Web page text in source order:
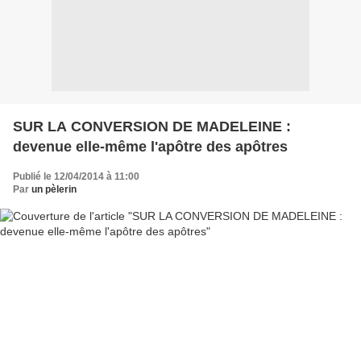
SUR LA CONVERSION DE MADELEINE :
devenue elle-même l'apôtre des apôtres
Publié le 12/04/2014 à 11:00
Par un pèlerin